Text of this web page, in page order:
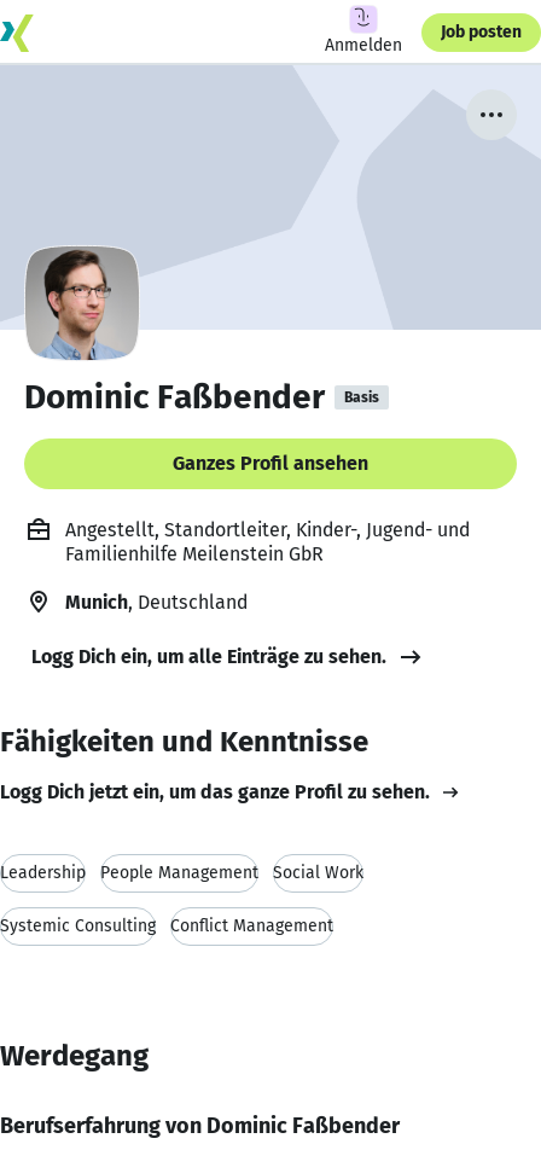
Anmelden
Job posten
Dominic Faßbender Basis
Ganzes Profil ansehen
Angestellt, Standortleiter, Kinder-, Jugend- und
Familienhilfe Meilenstein GbR
Munich, Deutschland
Logg Dich ein, um alle Einträge zu sehen.
Fähigkeiten und Kenntnisse
Logg Dich jetzt ein, um das ganze Profil zu sehen.
Leadership People Management Social Work
Systemic Consulting Conflict Management
Werdegang
Berufserfahrung von Dominic Faßbender